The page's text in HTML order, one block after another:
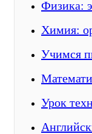
Физика:
Химия:
Учимся
Урок